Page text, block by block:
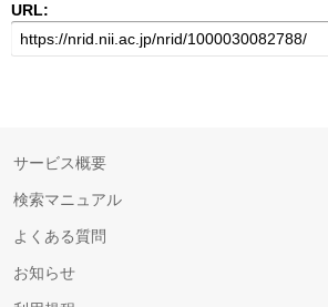
URL:
サービス概要
検索マニュアル
よくある質問
お知らせ